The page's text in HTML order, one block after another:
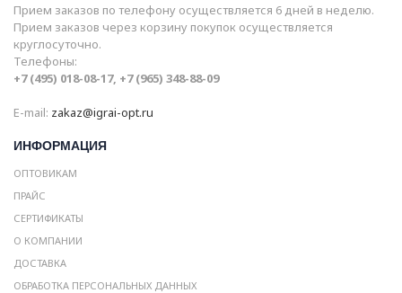
Прием заказов по телефону осуществляется 6 дней в неделю.
Прием заказов через корзину покупок осуществляется
круглосуточно.
Телефоны:
+7 (495) 018-08-17, +7 (965) 348-88-09
E-mail: zakaz@igrai-opt.ru
ИНФОРМАЦИЯ
ОПТОВИКАМ
ПРАЙС
СЕРТИФИКАТЫ
О КОМПАНИИ
ДОСТАВКА
ОБРАБОТКА ПЕРСОНАЛЬНЫХ ДАННЫХ